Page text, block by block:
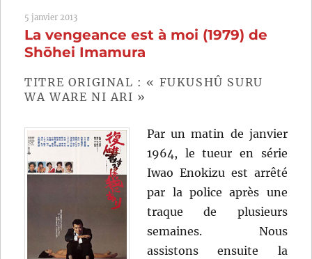
5 janvier 2013
La vengeance est à moi (1979) de
Shōhei Imamura
TITRE ORIGINAL : « FUKUSHÛ SURU
WA WARE NI ARI »
Par un matin de janvier
1964, le tueur en série
Iwao Enokizu est arrêté
par la police après une
traque de plusieurs
semaines. Nous
assistons ensuite la